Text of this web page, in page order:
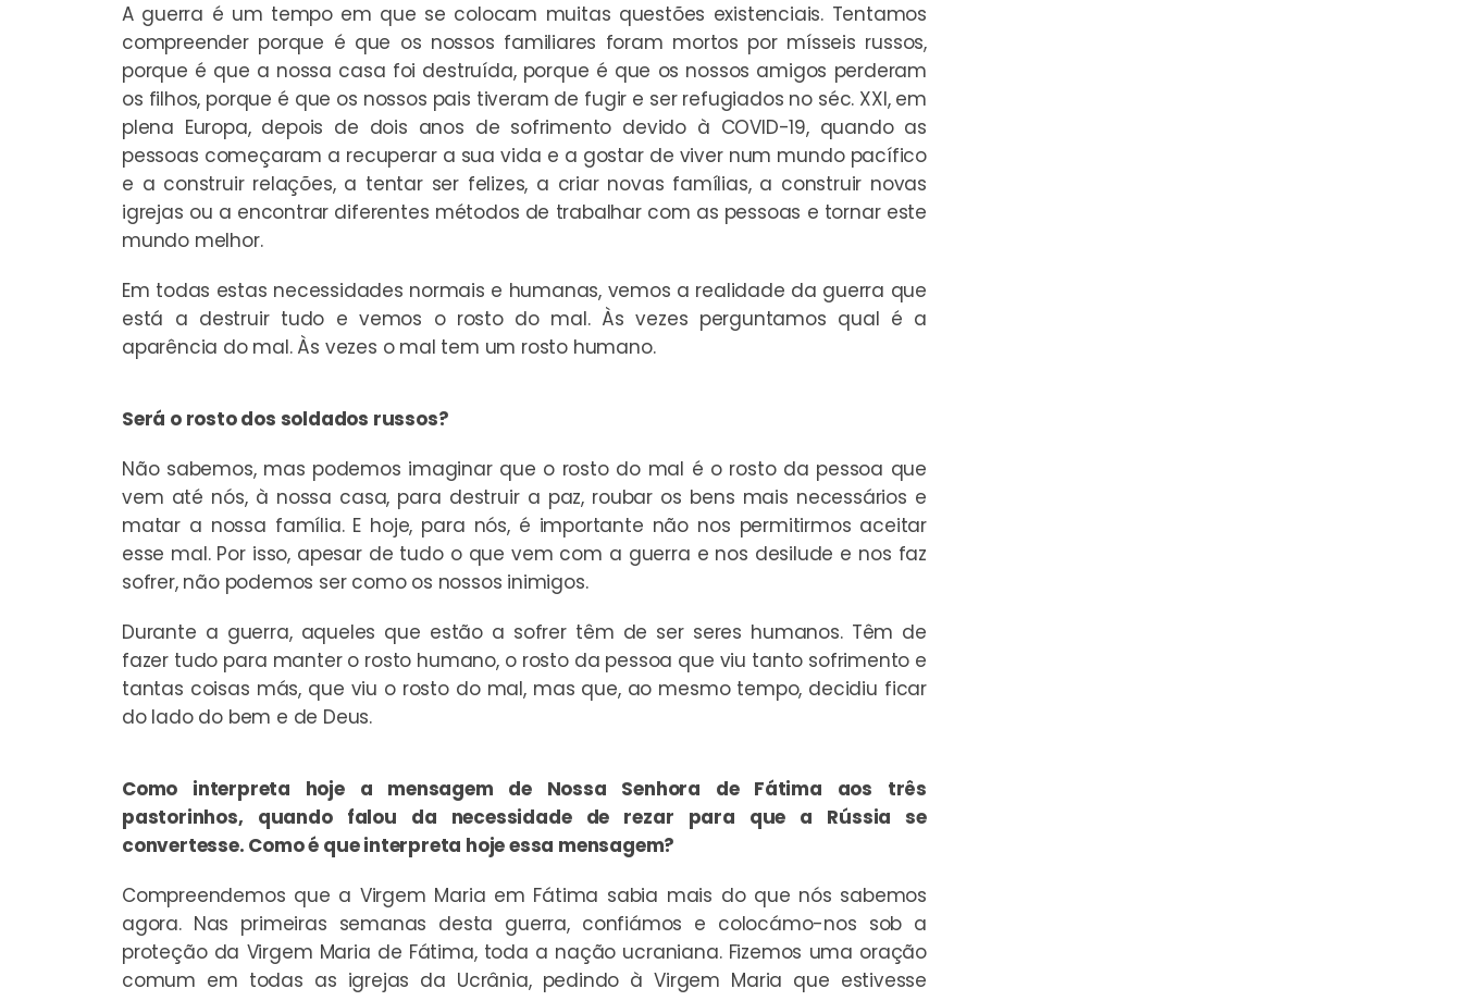
A guerra é um tempo em que se colocam muitas questões existenciais. Tentamos
compreender porque é que os nossos familiares foram mortos por mísseis russos,
porque é que a nossa casa foi destruída, porque é que os nossos amigos perderam
os filhos, porque é que os nossos pais tiveram de fugir e ser refugiados no séc. XXI, em
plena Europa, depois de dois anos de sofrimento devido à COVID-19, quando as
pessoas começaram a recuperar a sua vida e a gostar de viver num mundo pacífico
e a construir relações, a tentar ser felizes, a criar novas famílias, a construir novas
igrejas ou a encontrar diferentes métodos de trabalhar com as pessoas e tornar este
mundo melhor.
Em todas estas necessidades normais e humanas, vemos a realidade da guerra que
está a destruir tudo e vemos o rosto do mal. Às vezes perguntamos qual é a
aparência do mal. Às vezes o mal tem um rosto humano.
Será o rosto dos soldados russos?
Não sabemos, mas podemos imaginar que o rosto do mal é o rosto da pessoa que
vem até nós, à nossa casa, para destruir a paz, roubar os bens mais necessários e
matar a nossa família. E hoje, para nós, é importante não nos permitirmos aceitar
esse mal. Por isso, apesar de tudo o que vem com a guerra e nos desilude e nos faz
sofrer, não podemos ser como os nossos inimigos.
Durante a guerra, aqueles que estão a sofrer têm de ser seres humanos. Têm de
fazer tudo para manter o rosto humano, o rosto da pessoa que viu tanto sofrimento e
tantas coisas más, que viu o rosto do mal, mas que, ao mesmo tempo, decidiu ficar
do lado do bem e de Deus.
Como interpreta hoje a mensagem de Nossa Senhora de Fátima aos três
pastorinhos, quando falou da necessidade de rezar para que a Rússia se
convertesse. Como é que interpreta hoje essa mensagem?
Compreendemos que a Virgem Maria em Fátima sabia mais do que nós sabemos
agora. Nas primeiras semanas desta guerra, confiámos e colocámo-nos sob a
proteção da Virgem Maria de Fátima, toda a nação ucraniana. Fizemos uma oração
comum em todas as igrejas da Ucrânia, pedindo à Virgem Maria que estivesse